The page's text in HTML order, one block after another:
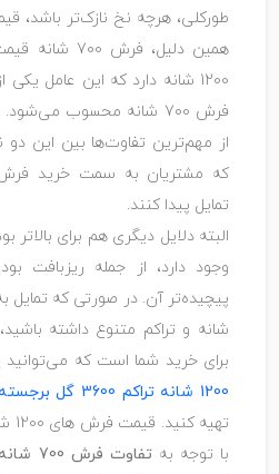
طورکلی، هرچه نخ نازک‌تر باشد،
همین دلیل،
1200 شانه دارد که این عامل
فرش 700 شانه محسوب
از مهم‌ترین تفاوت‌ها بین این
که مشتریان به سمت خرید
تمایل پیدا کنند.
وجود دارد، از جمله ریزبافت
پیچیده‌تر آن. در صورتی که تمایل
شانه و تراکم متنوع داشته
برای خرید شما است که می‌توانید
1200 شانه تراکم 3600 گل برجسته
با توجه بهتفاوت فرش 700 شانه و 1200 شانه